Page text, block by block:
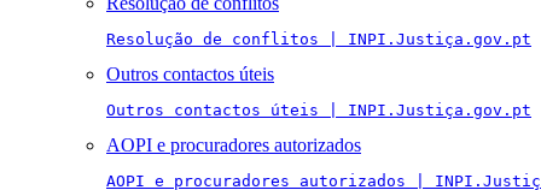
Resolução de conflitos | INPI.Justiça.gov.pt
Outros contactos úteis
Outros contactos úteis | INPI.Justiça.gov.pt
AOPI e procuradores autorizados
AOPI e procuradores autorizados |